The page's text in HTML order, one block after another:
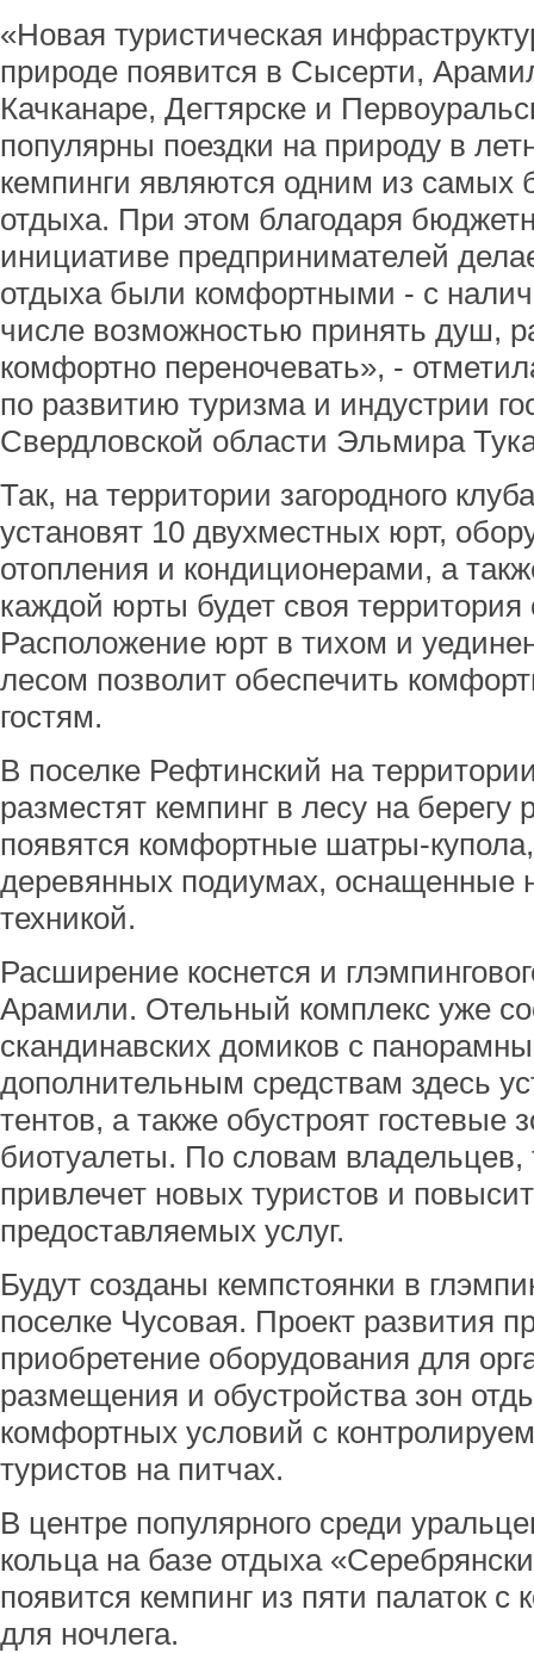
«Новая туристическая
природе появится в Сысерти,
Качканаре, Дегтярске и
популярны поездки на природу в
кемпинги являются одним из самых
отдыха. При этом благодаря
инициативе предпринимателей
отдыха были комфортными - с
числе возможностью принять душ,
комфортно переночевать», -
по развитию туризма и индустрии
Свердловской области Эльмира
Так, на территории загородного
установят 10 двухместных юрт,
отопления и кондиционерами, а
каждой юрты будет своя
Расположение юрт в тихом и
лесом позволит обеспечить
гостям.
В поселке Рефтинский на
разместят кемпинг в лесу на
появятся комфортные шатры-
деревянных подиумах, оснащенные
техникой.
Расширение коснется и
Арамили. Отельный комплекс уже
скандинавских домиков с
дополнительным средствам здесь
тентов, а также обустроят
биотуалеты. По словам владельцев,
привлечет новых туристов и
предоставляемых услуг.
Будут созданы кемпстоянки в
поселке Чусовая. Проект развития
приобретение оборудования для
размещения и обустройства зон
комфортных условий с
туристов на питчах.
В центре популярного среди
кольца на базе отдыха
появится кемпинг из пяти палаток
для ночлега.